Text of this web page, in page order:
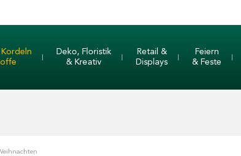
Deko, Floristik
& Kreativ
Retail &
Displays
Feiern
& Feste